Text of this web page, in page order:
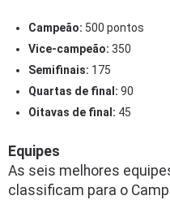
Campeão: 500 pontos
Vice-campeão: 350
Semifinais: 175
Quartas de final: 90
Oitavas de final: 45
Equipes
As seis melhores
classificam para o